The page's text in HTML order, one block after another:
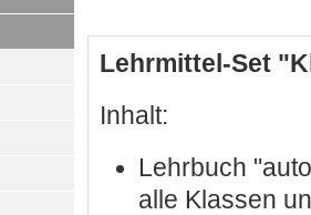
Lehrmittel-Set
Inhalt:
Lehrbuch
alle Klassen